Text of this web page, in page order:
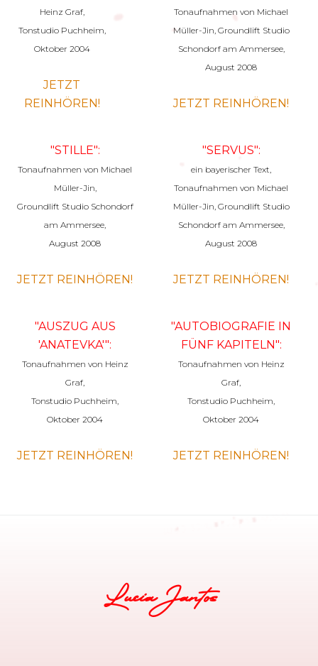
Heinz Graf,
Tonstudio Puchheim,
Oktober 2004
JETZT
REINHÖREN!
"AUSZUG AUS
'ANATEVKA'":
Tonaufnahmen von Heinz
Graf,
Tonstudio Puchheim,
Oktober 2004
JETZT REINHÖREN!
"AUTOBIOGRAFIE IN
FÜNF KAPITELN":
Tonaufnahmen von Heinz
Graf,
Tonstudio Puchheim,
Oktober 2004
JETZT REINHÖREN!
Tonaufnahmen von Michael
Müller-Jin, Groundlift Studio
Schondorf am Ammersee,
August 2008
JETZT REINHÖREN!
"STILLE":
Tonaufnahmen von Michael
Müller-Jin,
Groundlift Studio Schondorf
am Ammersee,
August 2008
JETZT REINHÖREN!
"SERVUS":
ein bayerischer Text,
Tonaufnahmen von Michael
Müller-Jin, Groundlift Studio
Schondorf am Ammersee,
August 2008
JETZT REINHÖREN!
Lucia Jantos